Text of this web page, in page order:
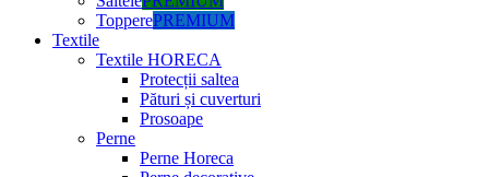
TopperePREMIUM
Textile
Textile HORECA
Protecții saltea
Pături și cuverturi
Prosoape
Perne
Perne Horeca